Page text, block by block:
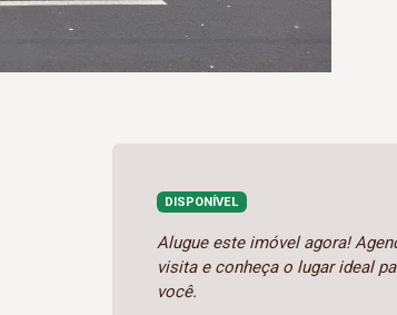
DISPONÍVEL
Alugue este imóvel agora!
visita e conheça o lugar ideal
você.